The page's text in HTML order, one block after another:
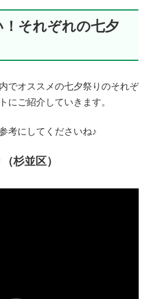
それぞれの七夕
でオススメの七夕祭りのそれぞ
にご紹介していきます。
考にしてくださいね♪
杉並区）